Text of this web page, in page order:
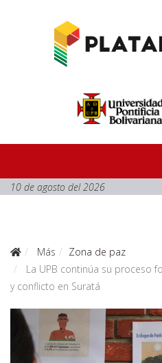
10 de agosto del 2026
Más
Zona de paz
La UPB continúa su proceso
y conflicto en Suratá